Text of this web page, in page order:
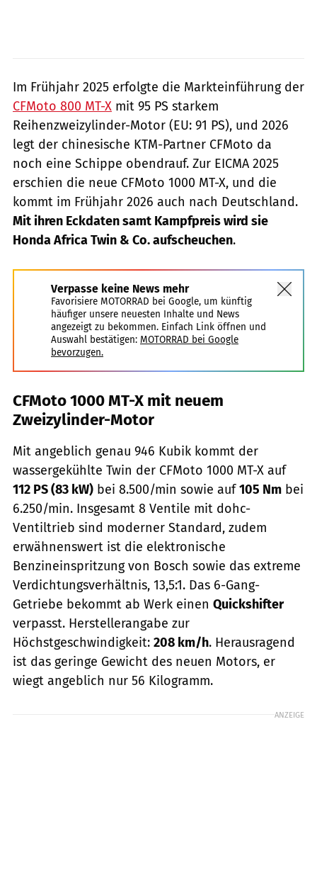
Im Frühjahr 2025 erfolgte die Markteinführung der
CFMoto 800 MT-X mit 95 PS starkem
Reihenzweizylinder-Motor (EU: 91 PS), und 2026
legt der chinesische KTM-Partner CFMoto da
noch eine Schippe obendrauf. Zur EICMA 2025
erschien die neue CFMoto 1000 MT-X, und die
kommt im Frühjahr 2026 auch nach Deutschland.
Mit ihren Eckdaten samt Kampfpreis wird sie
Honda Africa Twin & Co. aufscheuchen.
Verpasse keine News mehr
Favorisiere MOTORRAD bei Google, um künftig
häufiger unsere neuesten Inhalte und News
angezeigt zu bekommen. Einfach Link öffnen und
Auswahl bestätigen: MOTORRAD bei Google
bevorzugen.
CFMoto 1000 MT-X mit neuem
Zweizylinder-Motor
Mit angeblich genau 946 Kubik kommt der
wassergekühlte Twin der CFMoto 1000 MT-X auf
112 PS (83 kW) bei 8.500/min sowie auf105 Nm bei
6.250/min. Insgesamt 8 Ventile mit dohc-
Ventiltrieb sind moderner Standard, zudem
erwähnenswert ist die elektronische
Benzineinspritzung von Bosch sowie das extreme
Verdichtungsverhältnis, 13,5:1. Das 6-Gang-
Getriebe bekommt ab Werk einen Quickshifter
verpasst. Herstellerangabe zur
Höchstgeschwindigkeit: 208 km/h. Herausragend
ist das geringe Gewicht des neuen Motors, er
wiegt angeblich nur 56 Kilogramm.
ANZEIGE